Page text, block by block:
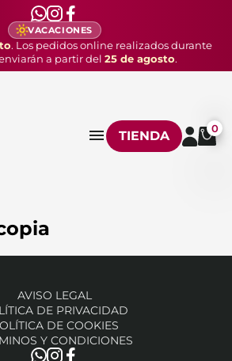
VACACIONES
. Los pedidos online realizados durante
a partir del 25 de agosto.
TIENDA 0
AVISO LEGAL
DE PRIVACIDAD
DE COOKIES
Y CONDICIONES